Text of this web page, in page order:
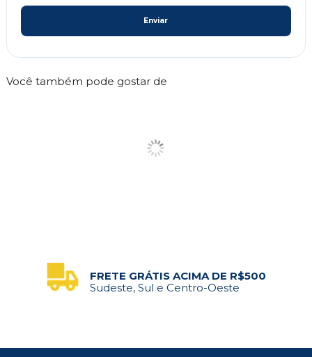
Enviar
Você também pode gostar de
FRETE GRÁTIS ACIMA DE R$500
Sudeste, Sul e Centro-Oeste